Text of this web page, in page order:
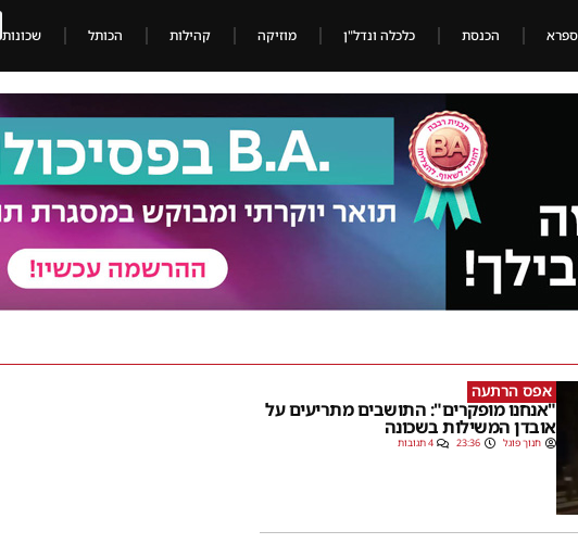
ספרא הכנסת כלכלה ונדל"ן מוזיקה קהילות הכותל שכונות
אפס הרתעה
"אנחנו מופקרים": התושבים מתריעים על
אובדן המשילות בשכונה
חנוך פוגל 23:36 4 תגובות